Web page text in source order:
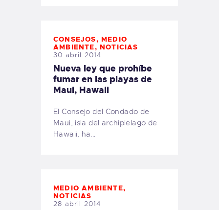
CONSEJOS, MEDIO
AMBIENTE, NOTICIAS
30 abril 2014
Nueva ley que prohíbe
fumar en las playas de
Maui, Hawaii
El Consejo del Condado de
Maui, isla del archipielago de
Hawaii, ha…
MEDIO AMBIENTE,
NOTICIAS
28 abril 2014